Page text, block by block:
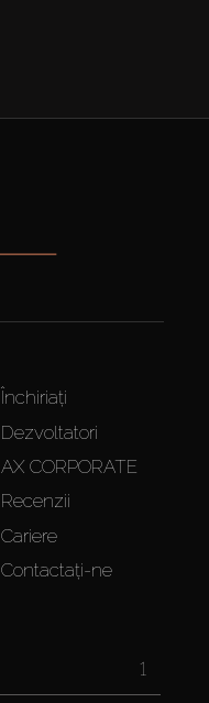
Închiriați
Dezvoltatori
AX CORPORATE
Recenzii
Cariere
Contactați-ne
1